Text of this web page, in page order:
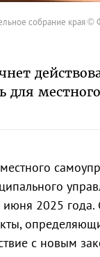
собрание края
для
июня 2025
с новым